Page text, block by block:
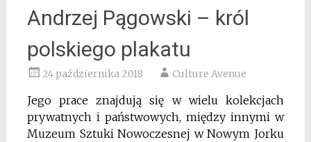
Andrzej Pągowski – król
polskiego plakatu
24 października 2018 Culture Avenue
Jego prace znajdują się w wielu kolekcjach
prywatnych i państwowych, między innymi w
Muzeum Sztuki Nowoczesnej w Nowym Jorku